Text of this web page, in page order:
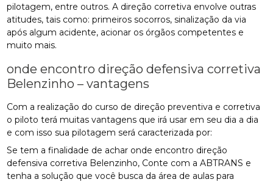
pilotagem, entre outros. A direção corretiva envolve outras
atitudes, tais como: primeiros socorros, sinalização da via
após algum acidente, acionar os órgãos competentes e
muito mais.
onde encontro direção defensiva corretiva
Belenzinho – vantagens
Com a realização do curso de direção preventiva e corretiva
o piloto terá muitas vantagens que irá usar em seu dia a dia
e com isso sua pilotagem será caracterizada por:
Se tem a finalidade de achar onde encontro direção
defensiva corretiva Belenzinho, Conte com a ABTRANS e
tenha a solução que você busca da área de aulas para